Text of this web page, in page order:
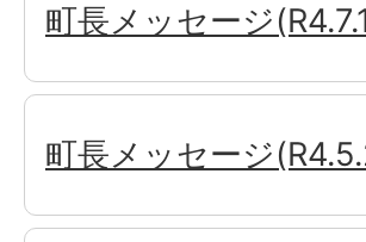
町長メッセージ
町長メッセージ